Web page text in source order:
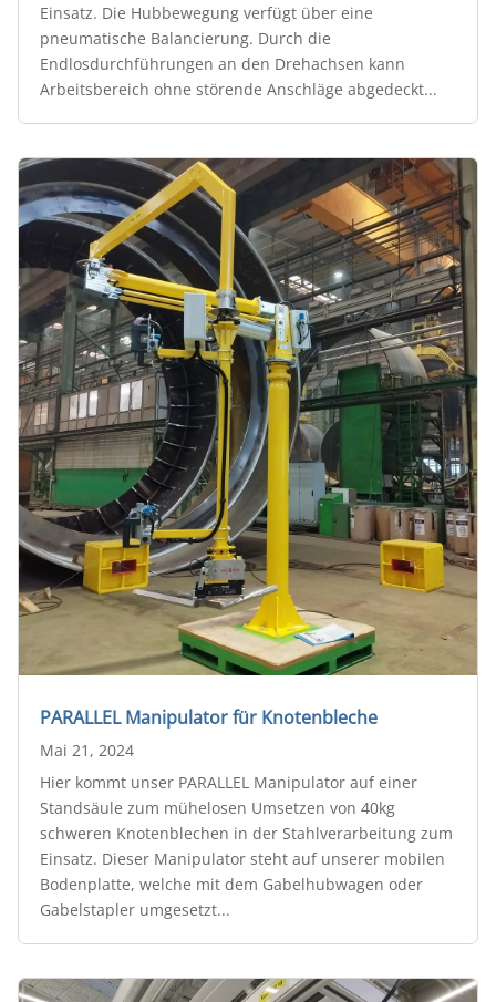
Einsatz. Die Hubbewegung verfügt über eine
pneumatische Balancierung. Durch die
Endlosdurchführungen an den Drehachsen kann
Arbeitsbereich ohne störende Anschläge abgedeckt...
PARALLEL Manipulator für Knotenbleche
Mai 21, 2024
Hier kommt unser PARALLEL Manipulator auf einer
Standsäule zum mühelosen Umsetzen von 40kg
schweren Knotenblechen in der Stahlverarbeitung zum
Einsatz. Dieser Manipulator steht auf unserer mobilen
Bodenplatte, welche mit dem Gabelhubwagen oder
Gabelstapler umgesetzt...